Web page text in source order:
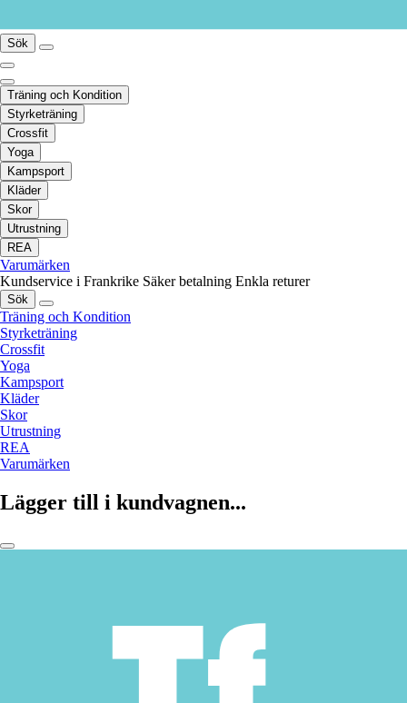
Sök
Träning och Kondition
Styrketräning
Crossfit
Yoga
Kampsport
Kläder
Skor
Utrustning
REA
Varumärken
Kundservice i Frankrike Säker betalning Enkla returer
Sök
Träning och Kondition
Styrketräning
Crossfit
Yoga
Kampsport
Kläder
Skor
Utrustning
REA
Varumärken
Lägger till i kundvagnen...